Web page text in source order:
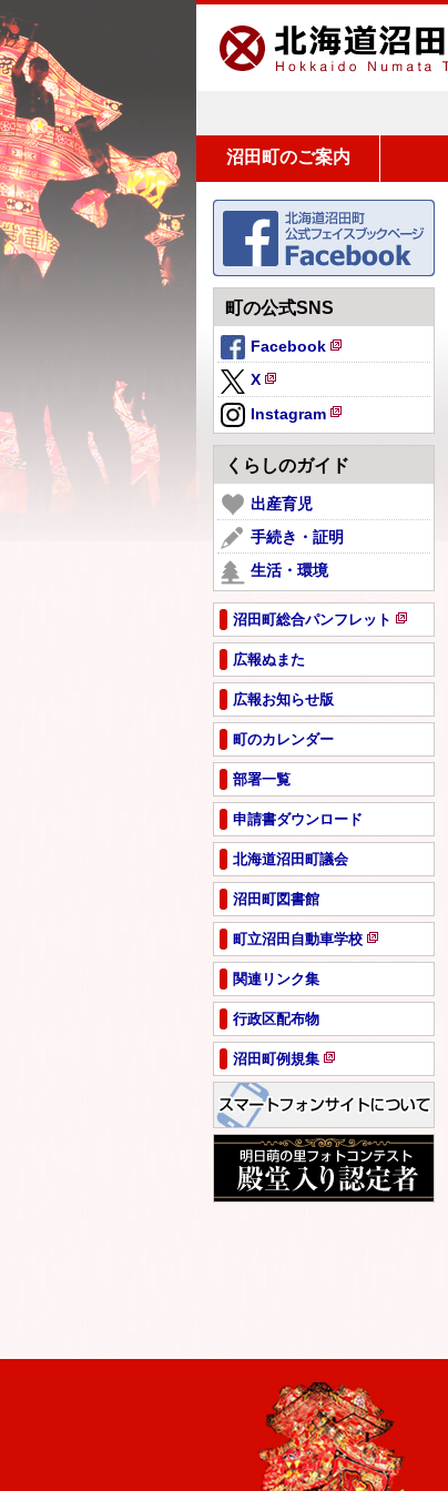
沼田町のご案内
町の公式SNS
Facebook
新
ペ
ー
ジ
で
き
ま
X
新
規
ペ
ー
ジ
で
開
き
す
Instagram
新
規
ペ
ジ
で
き
ま
す
くらしのガイド
出産育児
手続き・証明
生活・環境
沼田町総合パンフレット
新
ペ
ジ
開
ま
広報ぬまた
広報お知らせ版
町のカレンダー
部署一覧
申請書ダウンロード
北海道沼田町議会
沼田町図書館
町立沼田自動車学校
新
ペ
ジ
開
き
ま
す
関連リンク集
行政区配布物
沼田町例規集
新
規
ー
ジ
で
開